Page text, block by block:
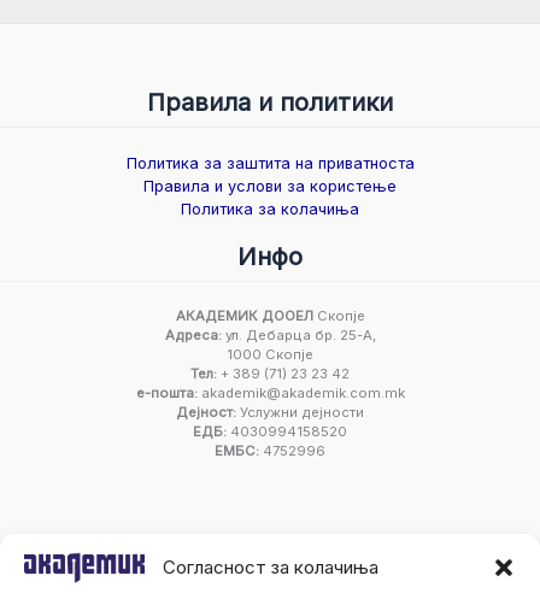
Согласност за колачиња
Правила и политики
Политика за заштита на приватноста
Правила и услови за користење
Политика за колачиња
Инфо
АКАДЕМИК ДООЕЛСкопје
Адреса:ул. Дебарца бр. 25-А,
1000 Скопје
Тел: + 389 (71) 23 23 42
е-пошта:akademik@akademik.com.mk
Дејност: Услужни дејности
ЕДБ: 4030994158520
ЕМБС: 4752996